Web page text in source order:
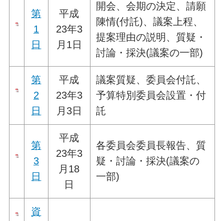
第
1
日
平成
23年3
月1日
開会、会期の決定、請願
陳情(付託)、議案上程、
提案理由の説明、質疑・
討論・採決(議案の一部)
第
2
日
平成
23年3
月3日
議案質疑、委員会付託、
予算特別委員会設置・付
託
第
3
日
平成
23年3
月18
日
各委員会委員長報告、質
疑・討論・採決(議案の
一部)
資